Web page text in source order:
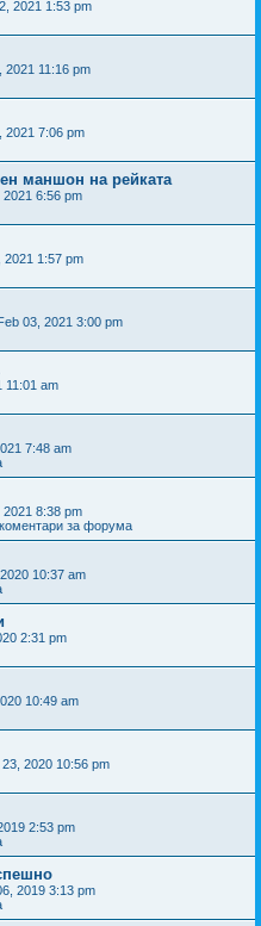
2021 1:53 pm
2021 11:16 pm
2021 7:06 pm
маншон на рейката
2021 6:56 pm
2021 1:57 pm
03, 2021 3:00 pm
11:01 am
7:48 am
8:38 pm
за форума
10:37 am
2:31 pm
10:49 am
2020 10:56 pm
2:53 pm
2019 3:13 pm